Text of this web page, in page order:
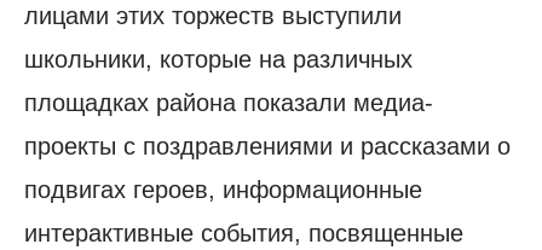
лицами этих торжеств выступили
школьники, которые на различных
площадках района показали медиа-
проекты с поздравлениями и рассказами о
подвигах героев, информационные
интерактивные события, посвященные